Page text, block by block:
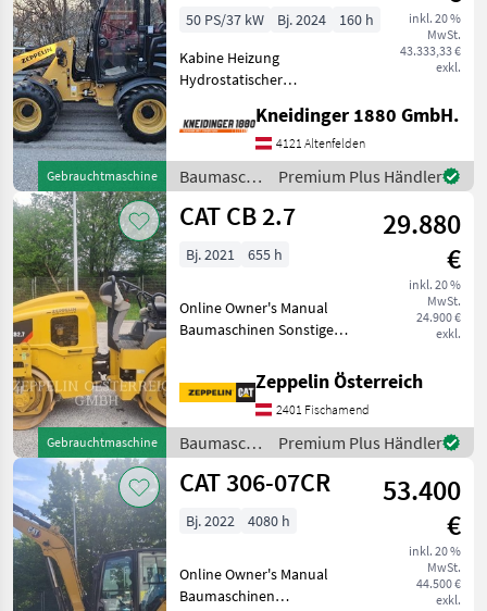
Gebrauchtmaschine
inkl. 20 %
MwSt.
43.333,33 €
exkl.
50 PS/37 kW Bj. 2024
160 h
Kabine Heizung
Hydrostatischer
Planetenantriebe
Vorderachse: Differenzial,
selbstsperrend (45 %)
Vorder- und Hinterachse in
HD Ausfü
Kneidinger 1880 GmbH.
4121 Altenfelden
Baumaschinen
/ CAT
Premium Plus Händler
Gebrauchtmaschine
CAT CB 2.7
29.880
€
inkl. 20 %
MwSt.
24.900 €
exkl.
Bj. 2021 655 h
Online Owner's Manual
Baumaschinen Sonstige
Zeppelin Österreich
2401 Fischamend
Baumaschinen
/ CAT
Premium Plus Händler
CAT 306-07CR
53.400
€
inkl. 20 %
MwSt.
44.500 €
exkl.
Bj. 2022 4080 h
Online Owner's Manual
Baumaschinen